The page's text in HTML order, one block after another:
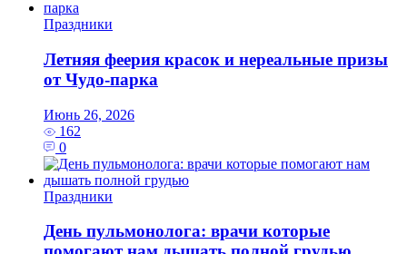
Праздники
Летняя феерия красок и нереальные призы
от Чудо-парка
Июнь 26, 2026
162
0
Праздники
День пульмонолога: врачи которые